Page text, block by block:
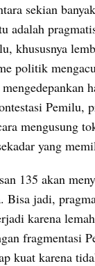
sekian
adalah
khususnya
politik
Pemilu,
mengusung
yang
135 akan
Bisa jadi,
karena
fragmentasi
kuat karena